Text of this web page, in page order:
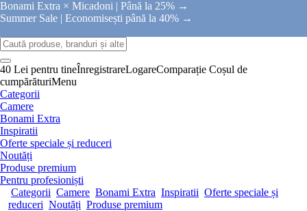
Bonami Extra × Micadoni | Până la 25% →
Summer Sale | Economisești până la 40% →
40 Lei pentru tineÎnregistrareLogareComparație Coșul de
cumpărăturiMenu
Categorii
Camere
Bonami Extra
Inspiratii
Oferte speciale și reduceri
Noutăți
Produse premium
Pentru profesioniști
Categorii Camere Bonami Extra Inspiratii Oferte speciale și
reduceri Noutăți Produse premium